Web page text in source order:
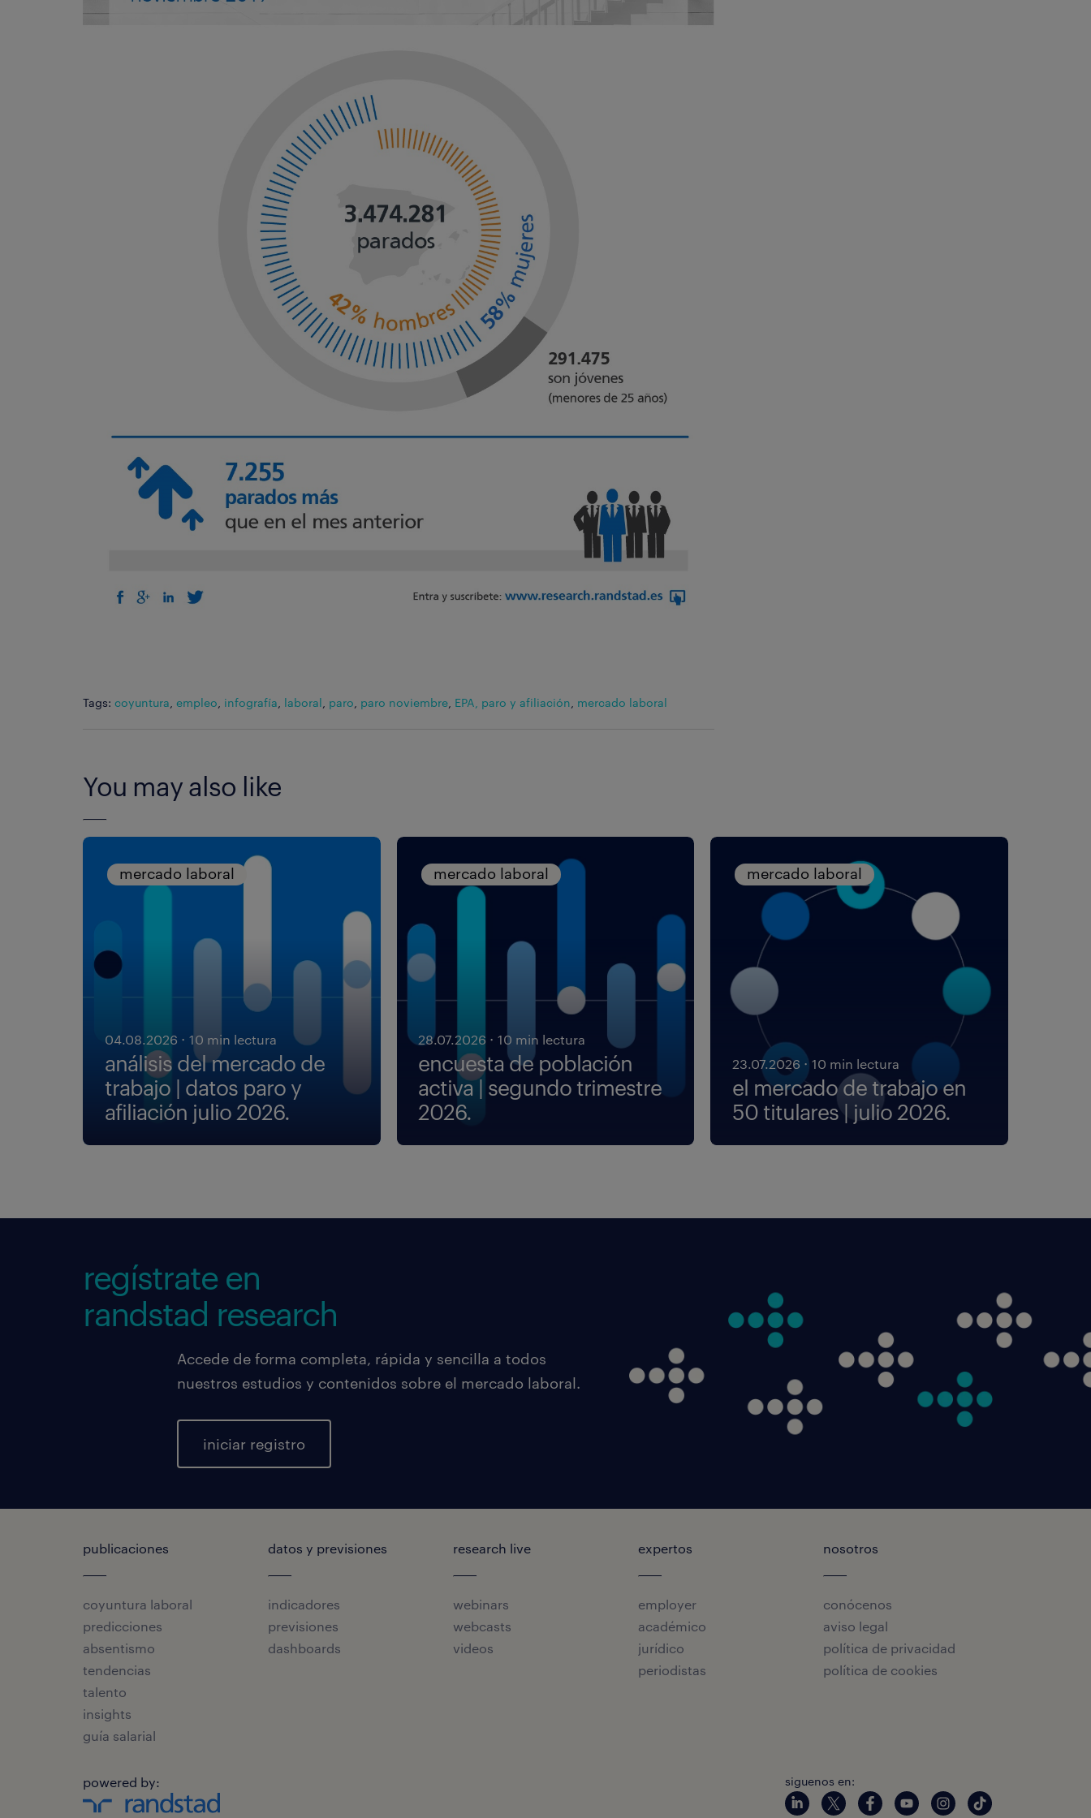
Tags: coyuntura empleo infografía laboral paro paro noviembre EPA, paro y afiliación mercado laboral
You may also like
mercado laboral
04.08.2026 · 10 min lectura
análisis del mercado de
trabajo | datos paro y
afiliación julio 2026.
mercado laboral
28.07.2026 ·10 min lectura
encuesta de población
activa | segundo trimestre
2026.
mercado laboral
23.07.2026 ·10 min lectura
el mercado de trabajo en
50 titulares | julio 2026.
regístrate en
randstad research
Accede de forma completa, rápida y sencilla a todos
nuestros estudios y contenidos sobre el mercado laboral.
iniciar registro
publicaciones
coyuntura laboral
predicciones
absentismo
tendencias
talento
insights
guía salarial
datos y previsiones
indicadores
previsiones
dashboards
research live
webinars
webcasts
videos
expertos
employer
académico
jurídico
periodistas
nosotros
conócenos
aviso legal
política de privacidad
política de cookies
powered by: siguenos en: